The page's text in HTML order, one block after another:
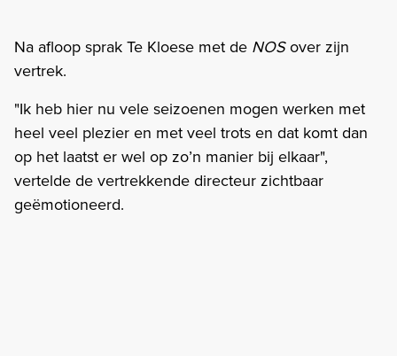
Na afloop sprak Te Kloese met de NOSover zijn
vertrek.
"Ik heb hier nu vele seizoenen mogen werken met
heel veel plezier en met veel trots en dat komt dan
op het laatst er wel op zo’n manier bij elkaar",
vertelde de vertrekkende directeur zichtbaar
geëmotioneerd.